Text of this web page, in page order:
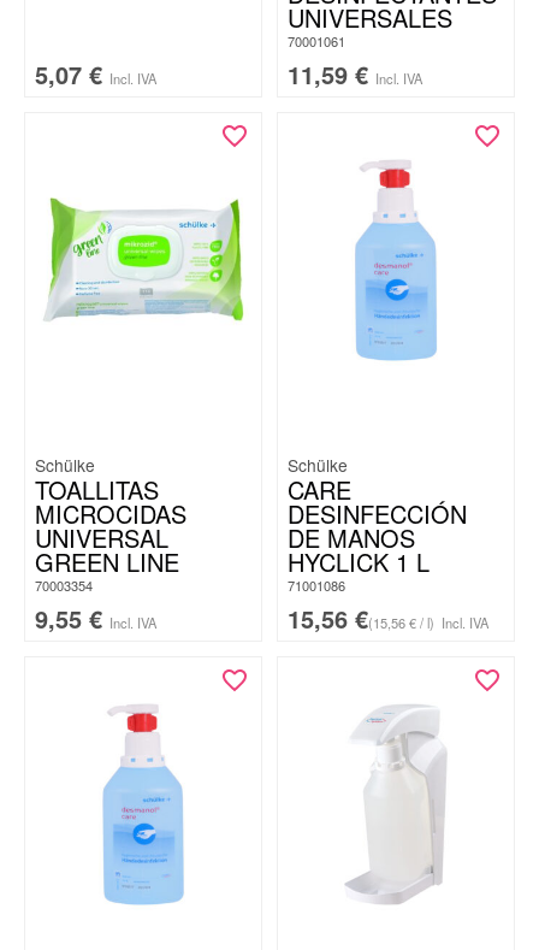
5,07 € Incl. IVA
UNIVERSALES
70001061
11,59 € Incl. IVA
Schülke
TOALLITAS
MICROCIDAS
UNIVERSAL
GREEN LINE
70003354
9,55 € Incl. IVA
Schülke
CARE
DESINFECCIÓN
DE MANOS
HYCLICK 1 L
71001086
15,56 €(15,56 € / l) Incl. IVA